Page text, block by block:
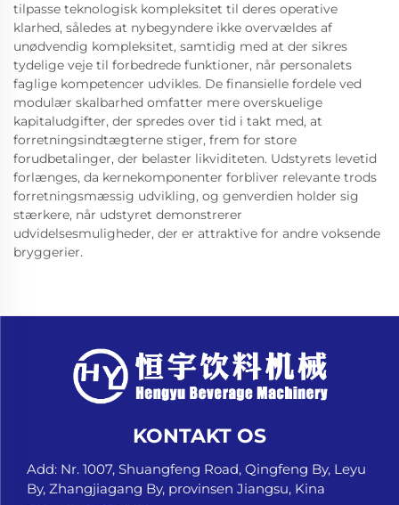
tilpasse teknologisk kompleksitet til deres operative
klarhed, således at nybegyndere ikke overvældes af
unødvendig kompleksitet, samtidig med at der sikres
tydelige veje til forbedrede funktioner, når personalets
faglige kompetencer udvikles. De finansielle fordele ved
modulær skalbarhed omfatter mere overskuelige
kapitaludgifter, der spredes over tid i takt med, at
forretningsindtægterne stiger, frem for store
forudbetalinger, der belaster likviditeten. Udstyrets levetid
forlænges, da kernekomponenter forbliver relevante trods
forretningsmæssig udvikling, og genverdien holder sig
stærkere, når udstyret demonstrerer
udvidelsesmuligheder, der er attraktive for andre voksende
bryggerier.
KONTAKT OS
Add: Nr. 1007, Shuangfeng Road, Qingfeng By, Leyu
By, Zhangjiagang By, provinsen Jiangsu, Kina